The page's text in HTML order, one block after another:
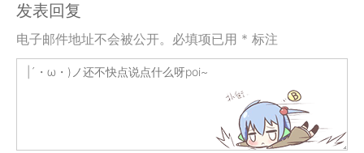
发表回复
电子邮件地址不会被公开。必填项已用 * 标注